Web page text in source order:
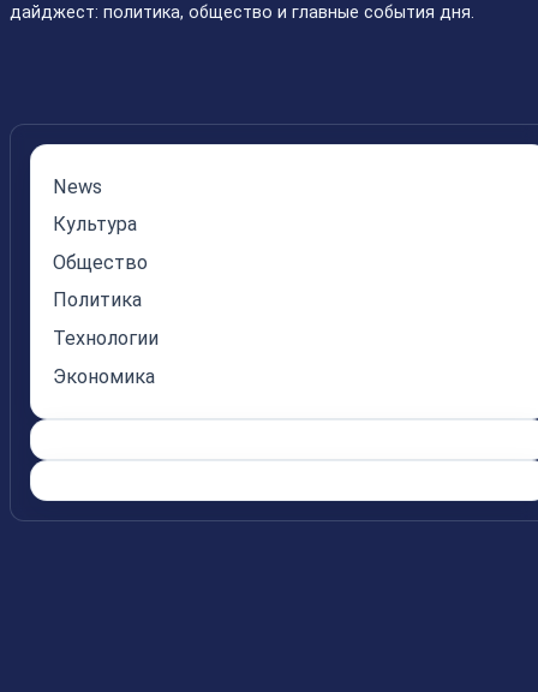
дайджест: политика, общество и главные события дня.
News
Культура
Общество
Политика
Технологии
Экономика